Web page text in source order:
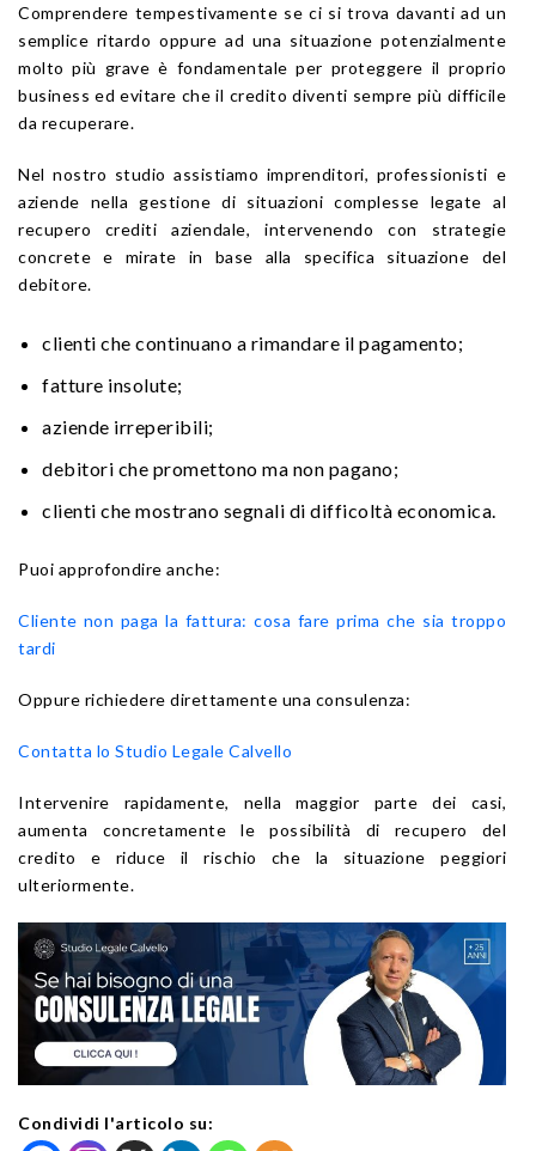
Comprendere tempestivamente se ci si trova davanti ad un
semplice ritardo oppure ad una situazione potenzialmente
molto più grave è fondamentale per proteggere il proprio
business ed evitare che il credito diventi sempre più difficile
da recuperare.
Nel nostro studio assistiamo imprenditori, professionisti e
aziende nella gestione di situazioni complesse legate al
recupero crediti aziendale, intervenendo con strategie
concrete e mirate in base alla specifica situazione del
debitore.
clienti che continuano a rimandare il pagamento;
fatture insolute;
aziende irreperibili;
debitori che promettono ma non pagano;
clienti che mostrano segnali di difficoltà economica.
Puoi approfondire anche:
Cliente non paga la fattura: cosa fare prima che sia troppo
tardi
Oppure richiedere direttamente una consulenza:
Contatta lo Studio Legale Calvello
Intervenire rapidamente, nella maggior parte dei casi,
aumenta concretamente le possibilità di recupero del
credito e riduce il rischio che la situazione peggiori
ulteriormente.
Condividi l'articolo su: